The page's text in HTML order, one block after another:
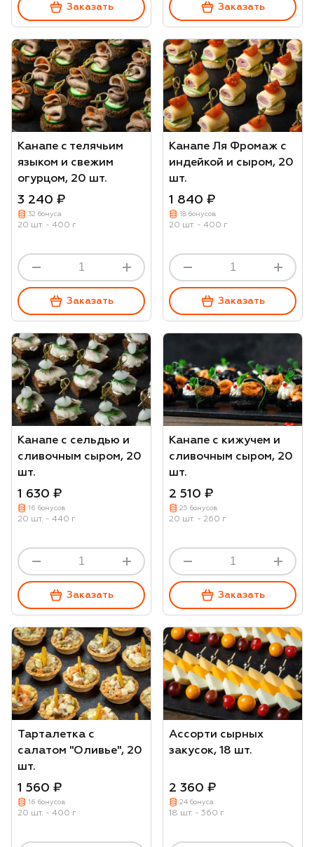
Заказать Заказать
Канапе с телячьим
языком и свежим
огурцом, 20 шт.
3 240 ₽
32 бонуса
20 шт. - 400 г
Заказать
Канапе Ля Фромаж с
индейкой и сыром, 20
шт.
1 840 ₽
18 бонусов
20 шт. - 400 г
Заказать
Канапе с сельдью и
сливочным сыром, 20
шт.
1 630 ₽
16 бонусов
20 шт. - 440 г
Заказать
Канапе с кижучем и
сливочным сыром, 20
шт.
2 510 ₽
25 бонусов
20 шт. - 260 г
Заказать
Тарталетка с
салатом "Оливье", 20
шт.
1 560 ₽
16 бонусов
20 шт. - 400 г
Ассорти сырных
закусок, 18 шт.
2 360 ₽
24 бонуса
18 шт. - 360 г